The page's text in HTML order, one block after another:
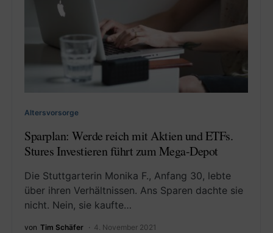
Altersvorsorge
Sparplan: Werde reich mit Aktien und ETFs.
Stures Investieren führt zum Mega-Depot
Die Stuttgarterin Monika F., Anfang 30, lebte
über ihren Verhältnissen. Ans Sparen dachte sie
nicht. Nein, sie kaufte…
von Tim Schäfer 4. November 2021